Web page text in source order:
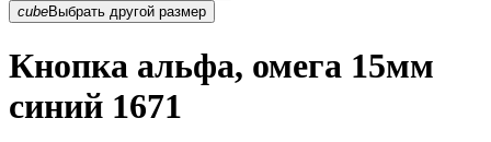
cubeВыбрать другой размер
Кнопка альфа, омега 15мм
синий 1671